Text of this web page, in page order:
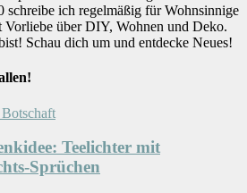
schreibe ich regelmäßig für Wohnsinnige
Vorliebe über DIY, Wohnen und Deko.
Schau dich um und entdecke Neues!
Teelichter mit
Sprüchen